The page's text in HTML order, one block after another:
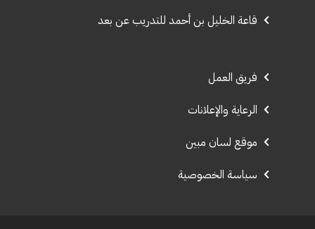
قاعة الخليل بن أحمد للتدريب عن بعد
فريق العمل
الرعاية والإعلانات
موقع لسان مبين
سياسة الخصوصية